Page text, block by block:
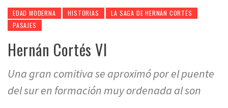
EDAD MODERNA HISTORIAS
LA SAGA DE HERNÁN CORTÉS
PASAJES
Hernán Cortés VI
Una gran comitiva se aproximó por el puente
del sur en formación muy ordenada al son